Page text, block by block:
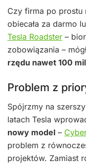
Czy firma po prostu
obiecała za darmo
Tesla Roadster –
zobowiązania –
rzędu nawet 100
Problem z
Spójrzmy na
latach Tesla
nowy model –
problem z
projektów. Zamiast